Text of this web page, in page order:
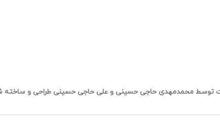
توسط محمدمهدی حاجی حسینی و علی حاجی حسینی طراحی و ساخته